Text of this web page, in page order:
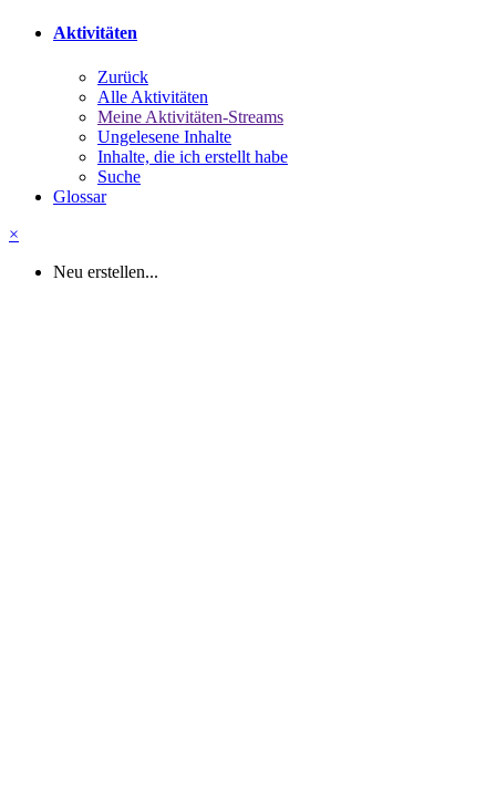
Aktivitäten
Zurück
Alle Aktivitäten
Meine Aktivitäten-Streams
Ungelesene Inhalte
Inhalte, die ich erstellt habe
Suche
Glossar
×
Neu erstellen...